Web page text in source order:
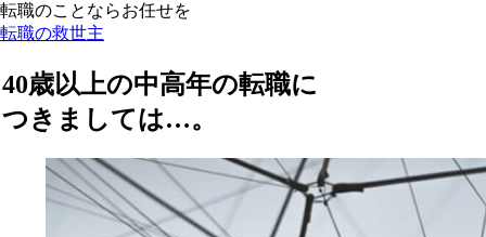
転職のことならお任せを
転職の救世主
40歳以上の中高年の転職に
つきましては…。